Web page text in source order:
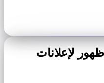
لإعلانات